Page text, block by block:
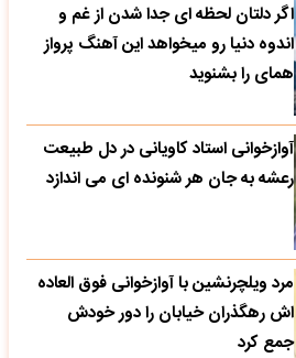
اگر دلتان لحظه ای جدا شدن از غم و
اندوه دنیا رو میخواهد این آهنگ پرواز
همای را بشنوید
آوازخوانی استاد کاویانی در دل طبیعت
رعشه به جان هر شنونده ای می اندازد
مرد ویلچرنشین با آوازخوانی فوق العاده
اش رهگذران خیابان را دور خودش
جمع کرد